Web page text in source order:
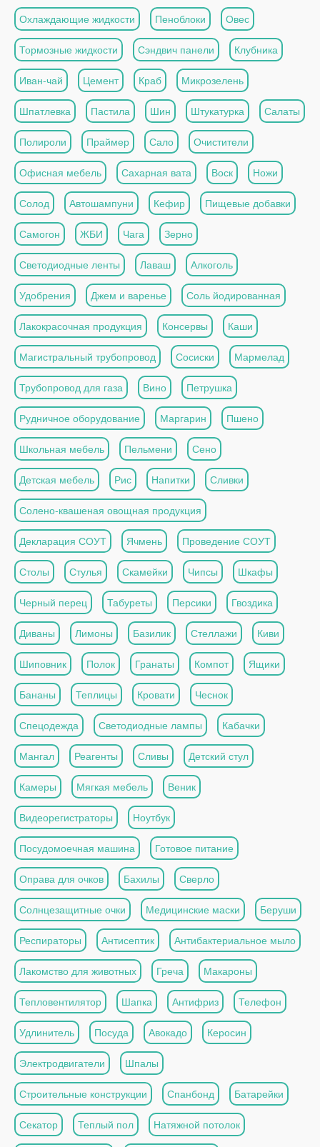
Охлаждающие жидкости Пеноблоки Овес
Тормозные жидкости Сэндвич панели Клубника
Иван-чай Цемент Краб Микрозелень
Шпатлевка Пастила Шин Штукатурка Салаты
Полироли Праймер Сало Очистители
Офисная мебель Сахарная вата Воск Ножи
Солод Автошампуни Кефир Пищевые добавки
Самогон ЖБИ Чага Зерно
Светодиодные ленты Лаваш Алкоголь
Удобрения Джем и варенье Соль йодированная
Лакокрасочная продукция Консервы Каши
Магистральный трубопровод Сосиски Мармелад
Трубопровод для газа Вино Петрушка
Рудничное оборудование Маргарин Пшено
Школьная мебель Пельмени Сено
Детская мебель Рис Напитки Сливки
Солено-квашеная овощная продукция
Декларация СОУТ Ячмень Проведение СОУТ
Столы Стулья Скамейки Чипсы Шкафы
Черный перец Табуреты Персики Гвоздика
Диваны Лимоны Базилик Стеллажи Киви
Шиповник Полок Гранаты Компот Ящики
Бананы Теплицы Кровати Чеснок
Спецодежда Светодиодные лампы Кабачки
Мангал Реагенты Сливы Детский стул
Камеры Мягкая мебель Веник
Видеорегистраторы Ноутбук
Посудомоечная машина Готовое питание
Оправа для очков Бахилы Сверло
Солнцезащитные очки Медицинские маски Беруши
Респираторы Антисептик Антибактериальное мыло
Лакомство для животных Греча Макароны
Тепловентилятор Шапка Антифриз Телефон
Удлинитель Посуда Авокадо Керосин
Электродвигатели Шпалы
Строительные конструкции Спанбонд Батарейки
Секатор Теплый пол Натяжной потолок